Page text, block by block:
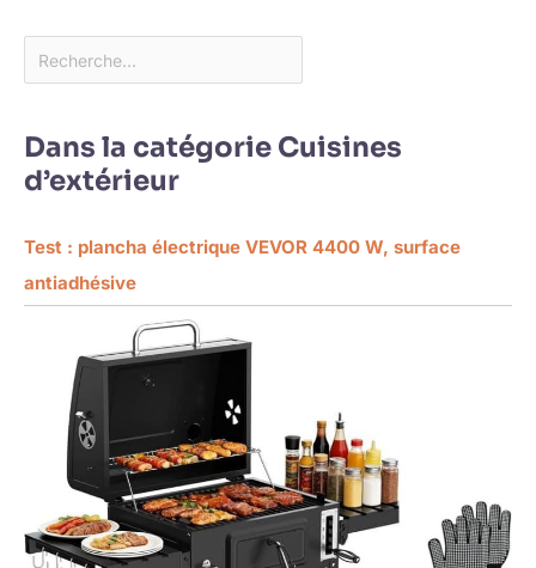
Dans la catégorie Cuisines
d’extérieur
Test : plancha électrique VEVOR 4400 W, surface
antiadhésive